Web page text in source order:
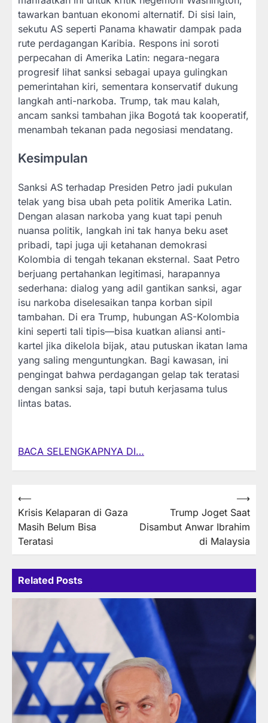
tawarkan bantuan ekonomi alternatif. Di sisi lain,
sekutu AS seperti Panama khawatir dampak pada
rute perdagangan Karibia. Respons ini soroti
perpecahan di Amerika Latin: negara-negara
progresif lihat sanksi sebagai upaya gulingkan
pemerintahan kiri, sementara konservatif dukung
langkah anti-narkoba. Trump, tak mau kalah,
ancam sanksi tambahan jika Bogotá tak kooperatif,
menambah tekanan pada negosiasi mendatang.
Kesimpulan
Sanksi AS terhadap Presiden Petro jadi pukulan
telak yang bisa ubah peta politik Amerika Latin.
Dengan alasan narkoba yang kuat tapi penuh
nuansa politik, langkah ini tak hanya beku aset
pribadi, tapi juga uji ketahanan demokrasi
Kolombia di tengah tekanan eksternal. Saat Petro
berjuang pertahankan legitimasi, harapannya
sederhana: dialog yang adil gantikan sanksi, agar
isu narkoba diselesaikan tanpa korban sipil
tambahan. Di era Trump, hubungan AS-Kolombia
kini seperti tali tipis—bisa kuatkan aliansi anti-
kartel jika dikelola bijak, atau putuskan ikatan lama
yang saling menguntungkan. Bagi kawasan, ini
pengingat bahwa perdagangan gelap tak teratasi
dengan sanksi saja, tapi butuh kerjasama tulus
lintas batas.
BACA SELENGKAPNYA DI…
Post
navigation
⟵
Krisis Kelaparan di Gaza
Masih Belum Bisa
Teratasi
Trump Joget Saat
Disambut Anwar Ibrahim
di Malaysia
⟶
Related Posts